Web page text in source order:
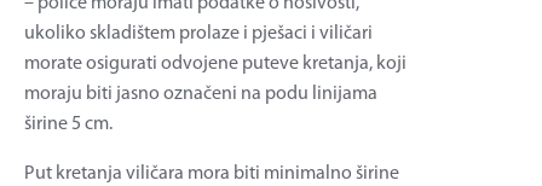
– police moraju imati podatke o nosivosti,
ukoliko skladištem prolaze i pješaci i viličari
morate osigurati odvojene puteve kretanja, koji
moraju biti jasno označeni na podu linijama
širine 5 cm.
Put kretanja viličara mora biti minimalno širine